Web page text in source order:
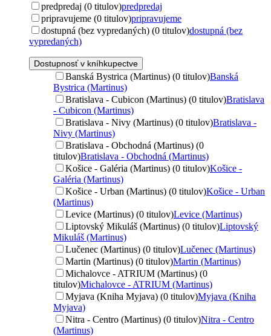
predpredaj (0 titulov)predpredaj
pripravujeme (0 titulov)pripravujeme
dostupná (bez vypredaných) (0 titulov)dostupná (bez
vypredaných)
Dostupnosť v kníhkupectve
Banská Bystrica (Martinus) (0 titulov)Banská
Bystrica (Martinus)
Bratislava - Cubicon (Martinus) (0 titulov)Bratislava
- Cubicon (Martinus)
Bratislava - Nivy (Martinus) (0 titulov)Bratislava -
Nivy (Martinus)
Bratislava - Obchodná (Martinus) (0
titulov)Bratislava - Obchodná (Martinus)
Košice - Galéria (Martinus) (0 titulov)Košice -
Galéria (Martinus)
Košice - Urban (Martinus) (0 titulov)Košice - Urban
(Martinus)
Levice (Martinus) (0 titulov)Levice (Martinus)
Liptovský Mikuláš (Martinus) (0 titulov)Liptovský
Mikuláš (Martinus)
Lučenec (Martinus) (0 titulov)Lučenec (Martinus)
Martin (Martinus) (0 titulov)Martin (Martinus)
Michalovce - ATRIUM (Martinus) (0
titulov)Michalovce - ATRIUM (Martinus)
Myjava (Kniha Myjava) (0 titulov)Myjava (Kniha
Myjava)
Nitra - Centro (Martinus) (0 titulov)Nitra - Centro
(Martinus)